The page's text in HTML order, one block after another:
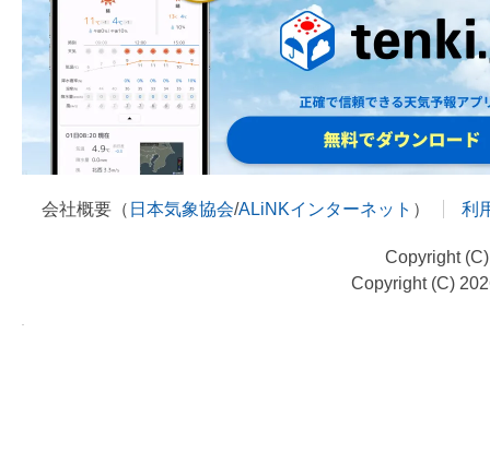
会社概要（ 日本気象協会/ALiNKインターネット ） 利
Copyright
Copyright (C)